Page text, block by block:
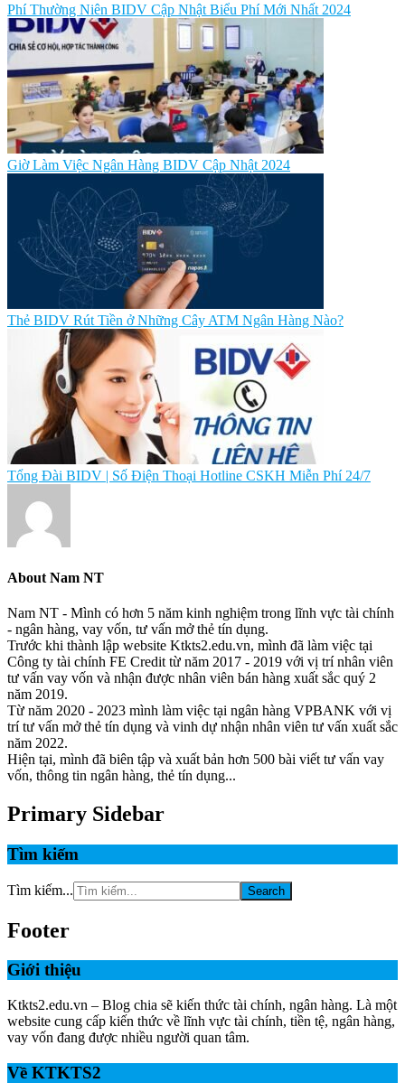
Phí Thường Niên BIDV Cập Nhật Biểu Phí Mới Nhất 2024
Giờ Làm Việc Ngân Hàng BIDV Cập Nhật 2024
Thẻ BIDV Rút Tiền ở Những Cây ATM Ngân Hàng Nào?
Tổng Đài BIDV | Số Điện Thoại Hotline CSKH Miễn Phí 24/7
About Nam NT
Nam NT - Mình có hơn 5 năm kinh nghiệm trong lĩnh vực tài chính
- ngân hàng, vay vốn, tư vấn mở thẻ tín dụng.
Trước khi thành lập website Ktkts2.edu.vn, mình đã làm việc tại
Công ty tài chính FE Credit từ năm 2017 - 2019 với vị trí nhân viên
tư vấn vay vốn và nhận được nhân viên bán hàng xuất sắc quý 2
năm 2019.
Từ năm 2020 - 2023 mình làm việc tại ngân hàng VPBANK với vị
trí tư vấn mở thẻ tín dụng và vinh dự nhận nhân viên tư vấn xuất sắc
năm 2022.
Hiện tại, mình đã biên tập và xuất bản hơn 500 bài viết tư vấn vay
vốn, thông tin ngân hàng, thẻ tín dụng...
Primary Sidebar
Tìm kiếm
Tìm kiếm...
Footer
Giới thiệu
Ktkts2.edu.vn – Blog chia sẽ kiến thức tài chính, ngân hàng. Là một
website cung cấp kiến thức về lĩnh vực tài chính, tiền tệ, ngân hàng,
vay vốn đang được nhiều người quan tâm.
Về KTKTS2